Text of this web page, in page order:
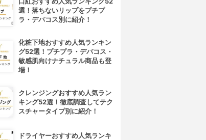
選！落ちないリップをプチプ
ラ・デパコス別に紹介！
化粧下地おすすめ人気ランキン
グ52選！プチプラ・デパコス・
敏感肌向けナチュラル商品も登
場！
クレンジングおすすめ人気ラン
キング52選！徹底調査してテク
スチャータイプ別に紹介！
ドライヤーおすすめ人気ランキ